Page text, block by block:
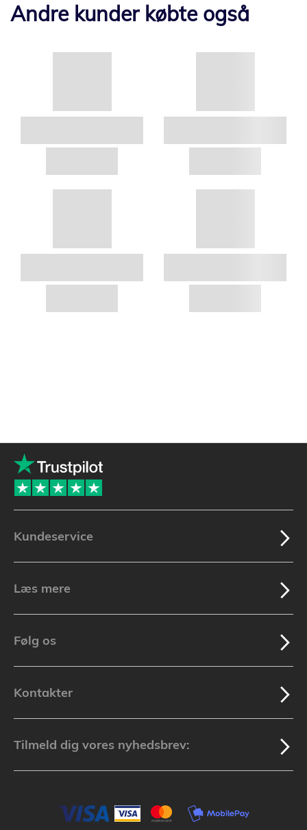
Andre kunder købte også
Kundeservice
Læs mere
Følg os
Kontakter
Tilmeld dig vores nyhedsbrev: